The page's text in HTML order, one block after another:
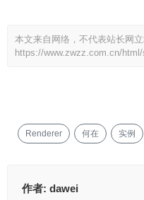
本文来自网络，不代表站长网
https://www.zwzz.com.cn/
Renderer 何在 实例
作者: dawei